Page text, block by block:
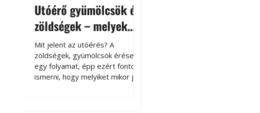
Utóérő gyümölcsök és
zöldségek – melyek
érnek tovább leszedés
után?
Mit jelent az utóérés? A
zöldségek, gyümölcsök érése
egy folyamat, épp ezért fontos
ismerni, hogy melyiket mikor jó